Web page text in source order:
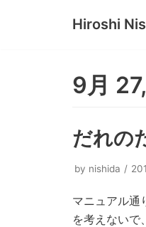
Hiroshi
9月
だれの
by nishida
マニュアル通
を考えないで